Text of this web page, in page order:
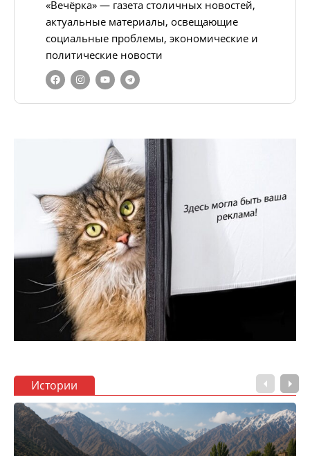
«Вечёрка» — газета столичных новостей,
актуальные материалы, освещающие
социальные проблемы, экономические и
политические новости
Истории